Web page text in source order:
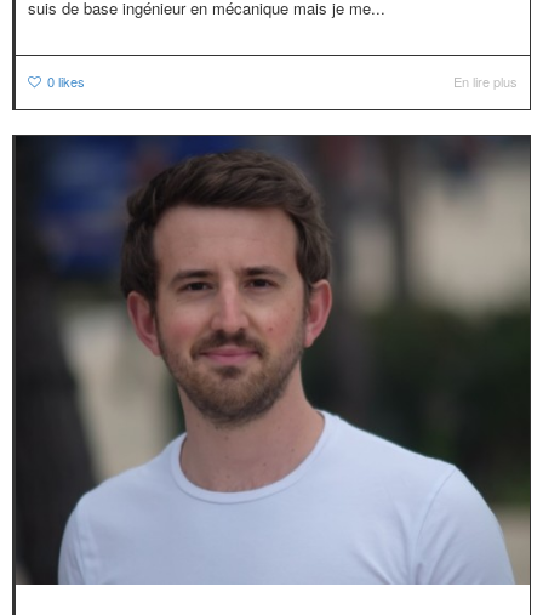
suis de base ingénieur en mécanique mais je me...
0likes En lire plus